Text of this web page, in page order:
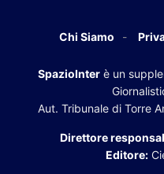
Chi Siamo
SpazioInter è un
Aut. Tribunale di Torre
Direttore
Editore: